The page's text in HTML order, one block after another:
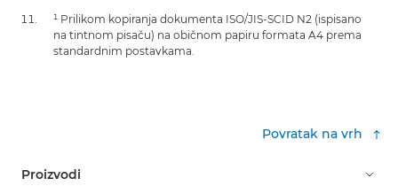
¹ Prilikom kopiranja dokumenta ISO/JIS-SCID N2 (ispisano
na tintnom pisaču) na običnom papiru formata A4 prema
standardnim postavkama.
Povratak na vrh
Proizvodi